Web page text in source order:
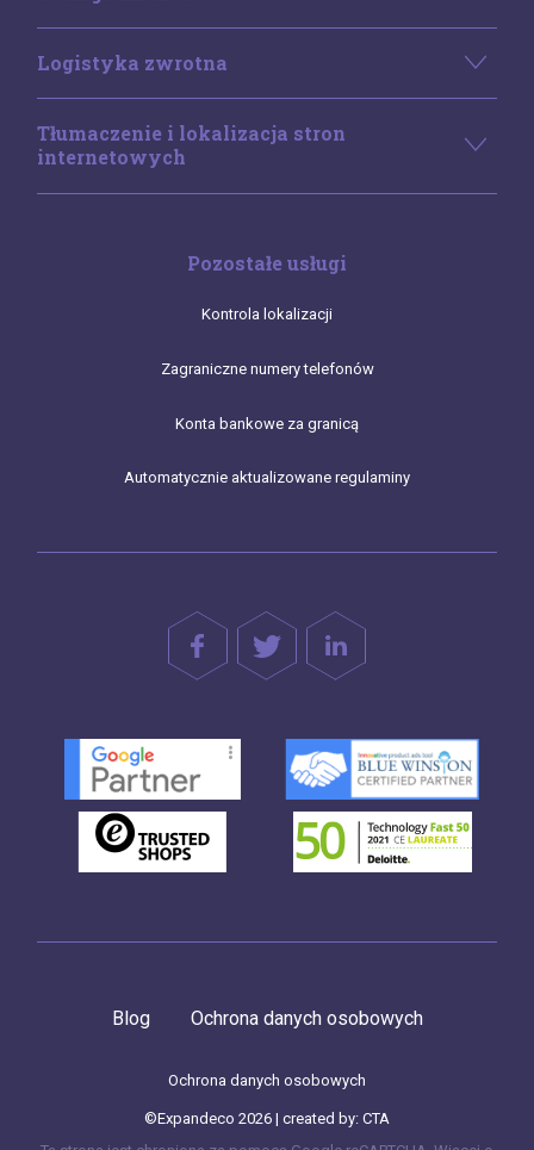
Logistyka zwrotna
Tłumaczenie i lokalizacja stron
internetowych
Pozostałe usługi
Kontrola lokalizacji
Zagraniczne numery telefonów
Konta bankowe za granicą
Automatycznie aktualizowane regulaminy
Blog Ochrona danych osobowych
Ochrona danych osobowych
©Expandeco 2026 | created by: CTA